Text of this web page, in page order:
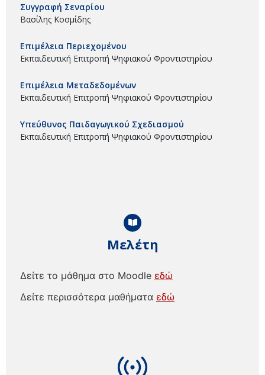
Μελέτη
Δείτε το μάθημα στο Moodle εδώ
Δείτε περισσότερα μαθήματα εδώ
Συγγραφή Σεναρίου
Βασίλης Κοσμίδης
Επιμέλεια Περιεχομένου
Εκπαιδευτική Επιτροπή Ψηφιακού Φροντιστηρίου
Επιμέλεια Μεταδεδομένων
Εκπαιδευτική Επιτροπή Ψηφιακού Φροντιστηρίου
Υπεύθυνος Παιδαγωγικού Σχεδιασμού
Εκπαιδευτική Επιτροπή Ψηφιακού Φροντιστηρίου